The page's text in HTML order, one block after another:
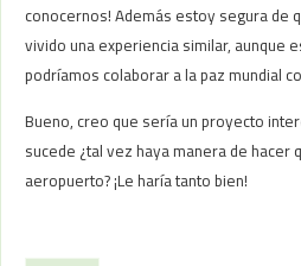
conocernos! Además estoy segura de
vivido una experiencia similar, aunque
podríamos colaborar a la paz mundial
Bueno, creo que sería un proyecto
sucede ¿tal vez haya manera de hacer
aeropuerto? ¡Le haría tanto bien!